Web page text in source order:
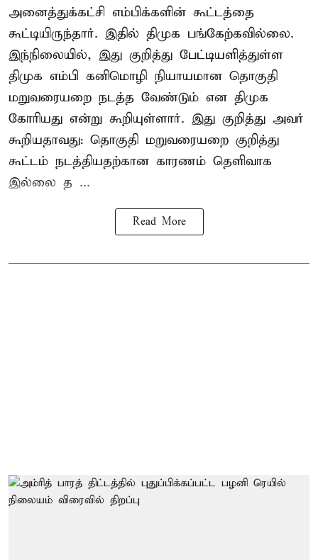
அனைத்துக்கட்சி எம்பிக்களின் கூட்டத்தை
கூட்டியிருந்தார். இதில் திமுக பங்கேற்கவில்லை.
இந்நிலையில், இது குறித்து பேட்டியளித்துள்ள
திமுக எம்பி கனிமொழி நியாயமான தொகுதி
மறுவரையறை நடத்த வேண்டும் என திமுக
கோரியது என்று கூறியுள்ளார். இது குறித்து அவர்
கூறியதாவது: தொகுதி மறுவரையறை குறித்து
கூட்டம் நடத்தியதற்கான காரணம் தெளிவாக
இல்லை த ...
Read More